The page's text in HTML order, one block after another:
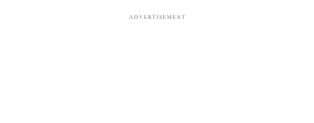
ADVERTISEMENT